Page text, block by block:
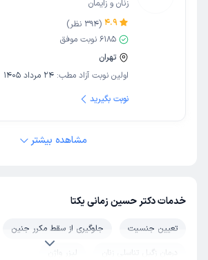
زنان و زایمان
4.9
(
394 نظر)
6185 نوبت موفق
تهران
اولین نوبت آزاد مطب: 24 مرداد 1405
نوبت بگیرید
مشاهده بیشتر
خدمات دکتر حسین زمانی یکتا
تعیین جنسیت
جلوگیری از سقط مکرر جنین
درمان زگیل تناسلی زنان
لیزر واژن